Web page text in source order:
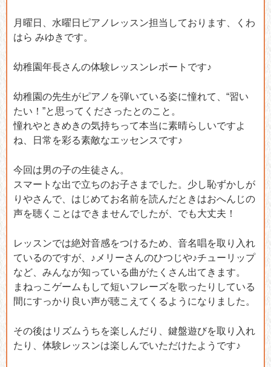
月曜日、水曜日ピアノレッスン担当しております、くわ
はら みゆきです。
幼稚園年長さんの体験レッスンレポートです♪
幼稚園の先生がピアノを弾いている姿に憧れて、“習い
たい！”と思ってくださったとのこと。
憧れやときめきの気持ちって本当に素晴らしいですよ
ね、日常を彩る素敵なエッセンスです♪
今回は男の子の生徒さん。
スマートな出で立ちのお子さまでした。少し恥ずかしが
りやさんで、はじめてお名前を読んだときはおへんじの
声を聴くことはできませんでしたが、でも大丈夫！
レッスンでは絶対音感をつけるため、音名唱を取り入れ
ているのですが、♪メリーさんのひつじや♪チューリップ
など、みんなが知っている曲がたくさん出てきます。
まねっこゲームもして短いフレーズを歌ったりしている
間にすっかり良い声が聴こえてくるようになりました。
その後はリズムうちを楽しんだり、鍵盤遊びを取り入れ
たり、体験レッスンは楽しんでいただけたようです♪